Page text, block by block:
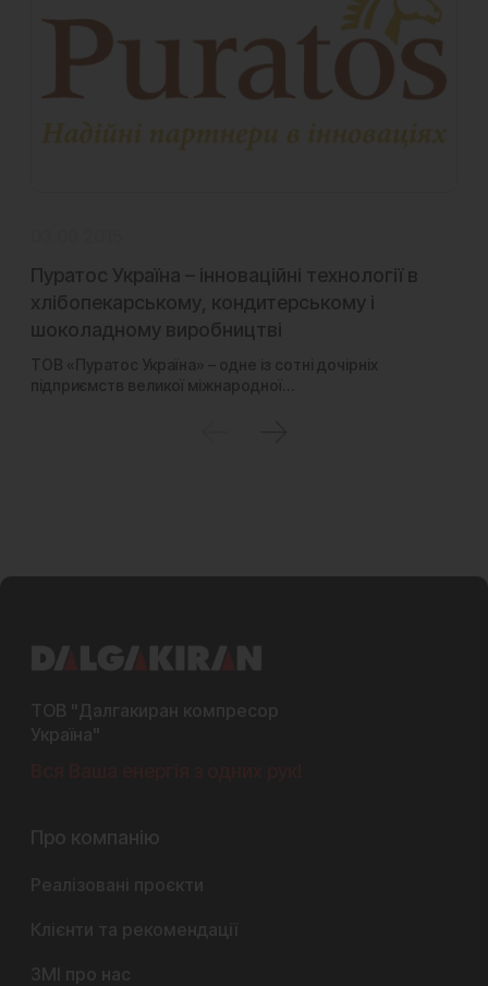
Пуратос Україна – інноваційні технології в
хлібопекарському, кондитерському і
шоколадному виробництві
ТОВ «Пуратос Україна» – одне із сотні дочірніх
підприємств великої міжнародної…
ТОВ "Далгакиран компресор
Україна"
Про компанію
Реалізовані проєкти
Клієнти та рекомендації
ЗМІ про нас